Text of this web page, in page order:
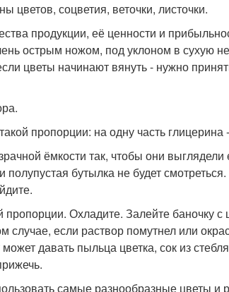
цветов, соцветия, веточки, листочки.
продукции, её ценности и
острым ножом, под уклоном в сухую
цветы начинают вянуть - нужно
пропорции: на одну часть
ёмкости так, чтобы они выглядели
полупустая бутылка не будет
пропорции. Охладите. Залейте баночку
случае, если раствор помутнел или
давать пыльца цветка, сок из
самые разнообразные цветы и